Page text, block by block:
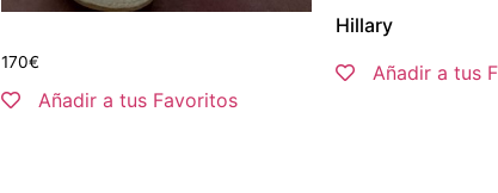
170€
Añadir a tus Favoritos
Hillary
Añadir a tus